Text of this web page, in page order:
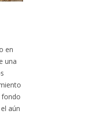
en
una
fondo
aún